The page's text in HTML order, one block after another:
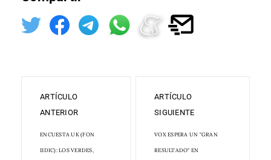
ARTÍCULO
ANTERIOR
ENCUESTA UK (FON
11DIC): LOS VERDES,
ARTÍCULO
SIGUIENTE
VOX ESPERA UN "GRAN
RESULTADO" EN